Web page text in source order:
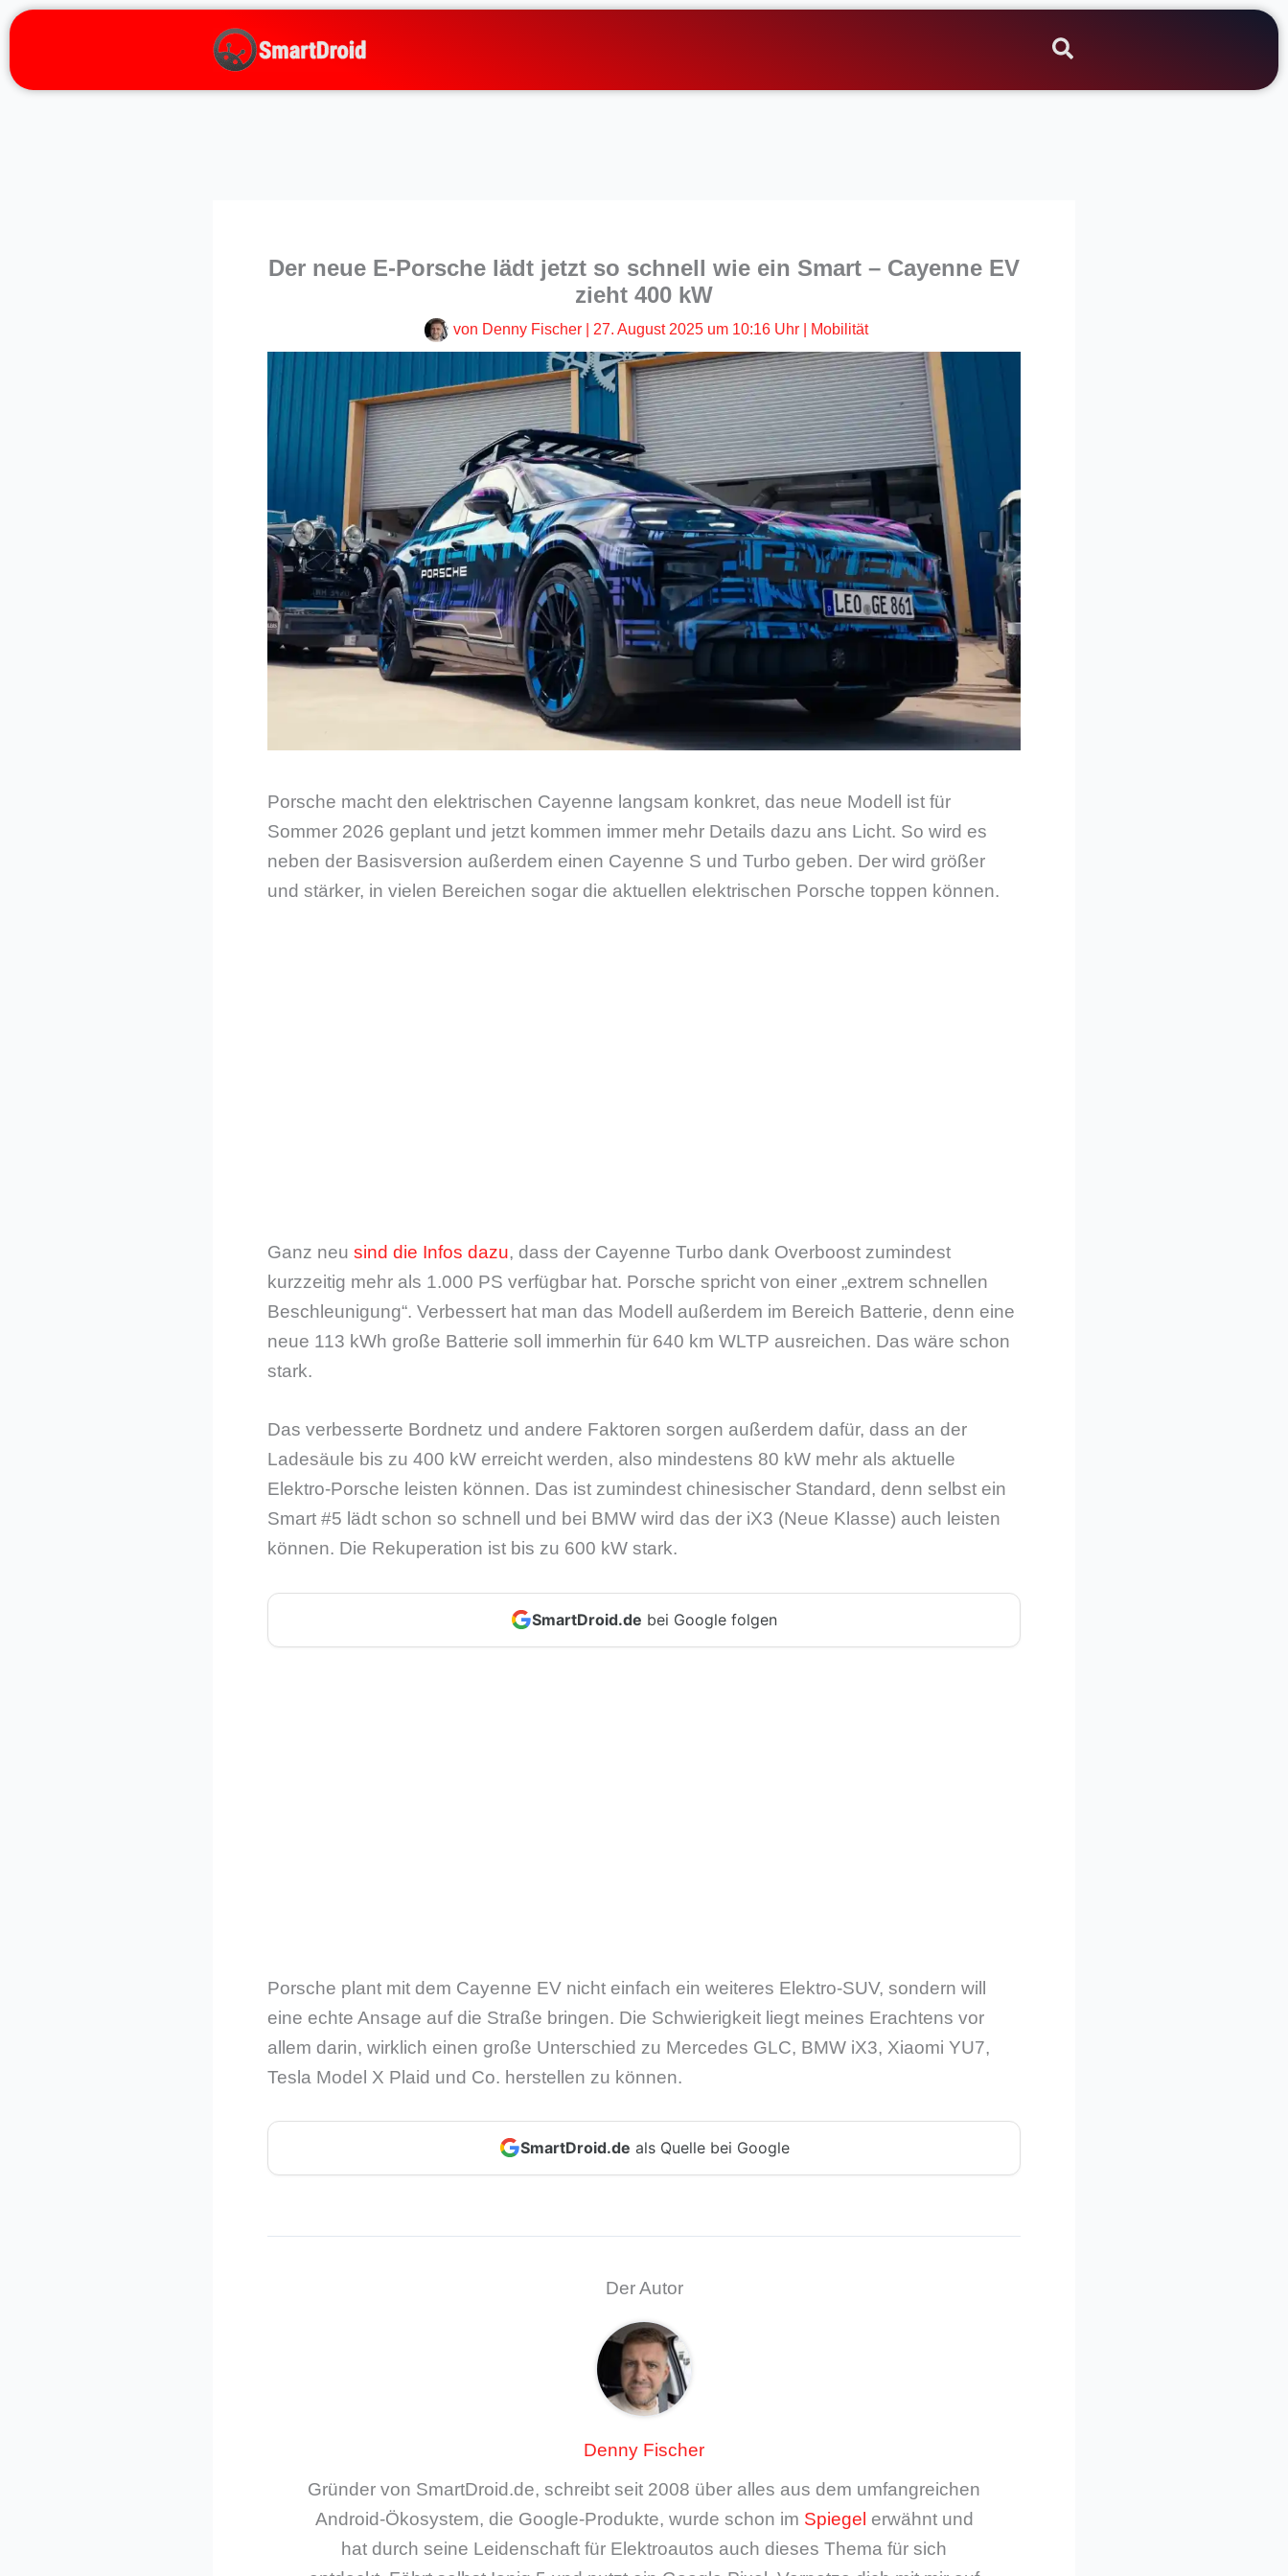
Zum
springen
Der neue E-Porsche lädt jetzt so schnell wie ein Smart – Cayenne EV
zieht 400 kW
von Denny Fischer 27. August 2025 um 10:16 Uhr Mobilität
Porsche macht den elektrischen Cayenne langsam konkret, das neue Modell ist für
Sommer 2026 geplant und jetzt kommen immer mehr Details dazu ans Licht. So wird es
neben der Basisversion außerdem einen Cayenne S und Turbo geben. Der wird größer
und stärker, in vielen Bereichen sogar die aktuellen elektrischen Porsche toppen können.
Ganz neu sind die Infos dazu, dass der Cayenne Turbo dank Overboost zumindest
kurzzeitig mehr als 1.000 PS verfügbar hat. Porsche spricht von einer „extrem schnellen
Beschleunigung“. Verbessert hat man das Modell außerdem im Bereich Batterie, denn eine
neue 113 kWh große Batterie soll immerhin für 640 km WLTP ausreichen. Das wäre schon
stark.
Das verbesserte Bordnetz und andere Faktoren sorgen außerdem dafür, dass an der
Ladesäule bis zu 400 kW erreicht werden, also mindestens 80 kW mehr als aktuelle
Elektro-Porsche leisten können. Das ist zumindest chinesischer Standard, denn selbst ein
Smart #5 lädt schon so schnell und bei BMW wird das der iX3 (Neue Klasse) auch leisten
können. Die Rekuperation ist bis zu 600 kW stark.
SmartDroid.de bei Google folgen
Porsche plant mit dem Cayenne EV nicht einfach ein weiteres Elektro-SUV, sondern will
eine echte Ansage auf die Straße bringen. Die Schwierigkeit liegt meines Erachtens vor
allem darin, wirklich einen große Unterschied zu Mercedes GLC, BMW iX3, Xiaomi YU7,
Tesla Model X Plaid und Co. herstellen zu können.
SmartDroid.de als Quelle bei Google
Der Autor
Denny Fischer
Gründer von SmartDroid.de, schreibt seit 2008 über alles aus dem umfangreichen
Android-Ökosystem, die Google-Produkte, wurde schon im Spiegel erwähnt und
hat durch seine Leidenschaft für Elektroautos auch dieses Thema für sich